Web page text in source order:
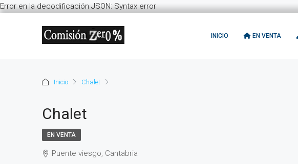
Error en la decodificación JSON: Syntax error
INICIO EN VENTA
Inicio Chalet
Chalet
EN VENTA
Puente viesgo, Cantabria